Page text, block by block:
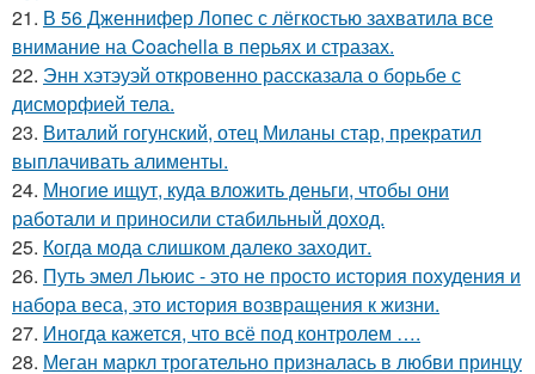
21. В 56 Дженнифер Лопес с лёгкостью захватила все
внимание на Coachella в перьях и стразах.
22. Энн хэтэуэй откровенно рассказала о борьбе с
дисморфией тела.
23. Виталий гогунский, отец Миланы стар, прекратил
выплачивать алименты.
24. Многие ищут, куда вложить деньги, чтобы они
работали и приносили стабильный доход.
25. Когда мода слишком далеко заходит.
26. Путь эмел Льюис - это не просто история похудения и
набора веса, это история возвращения к жизни.
27. Иногда кажется, что всё под контролем ….
28. Меган маркл трогательно призналась в любви принцу